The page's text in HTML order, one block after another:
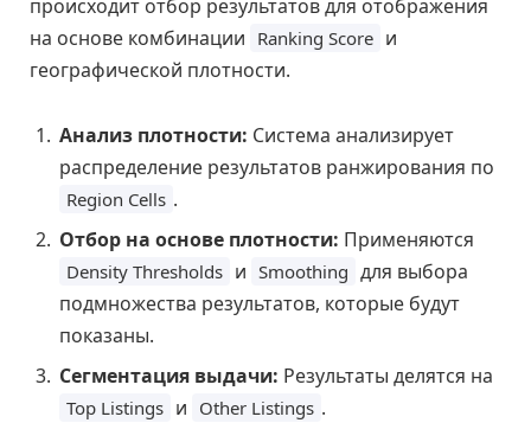
происходит отбор результатов для отображения
на основе комбинации Ranking Score и
географической плотности.
Анализ плотности: Система анализирует
распределение результатов ранжирования по
Region Cells .
Отбор на основе плотности: Применяются
Density Thresholds и Smoothing для выбора
подмножества результатов, которые будут
показаны.
Сегментация выдачи: Результаты делятся на
Top Listings и Other Listings .